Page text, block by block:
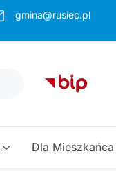
gmina@rusiec.pl
Dla Mieszkańca